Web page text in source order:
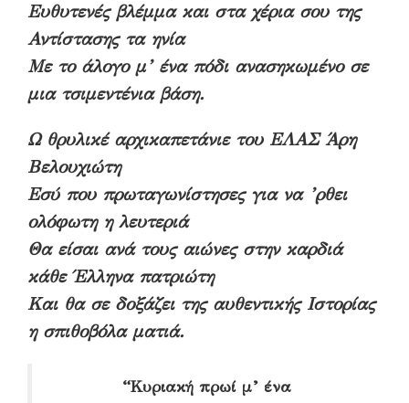
Ευθυτενές βλέμμα και στα χέρια σου της
Αντίστασης τα ηνία
Με το άλογο μ’ ένα πόδι ανασηκωμένο σε
μια τσιμεντένια βάση.
Ω θρυλικέ αρχικαπετάνιε του ΕΛΑΣ Άρη
Βελουχιώτη
Εσύ που πρωταγωνίστησες για να ’ρθει
ολόφωτη η λευτεριά
Θα είσαι ανά τους αιώνες στην καρδιά
κάθε Έλληνα πατριώτη
Και θα σε δοξάζει της αυθεντικής Ιστορίας
η σπιθοβόλα ματιά.
“Κυριακή πρωί μ’ ένα